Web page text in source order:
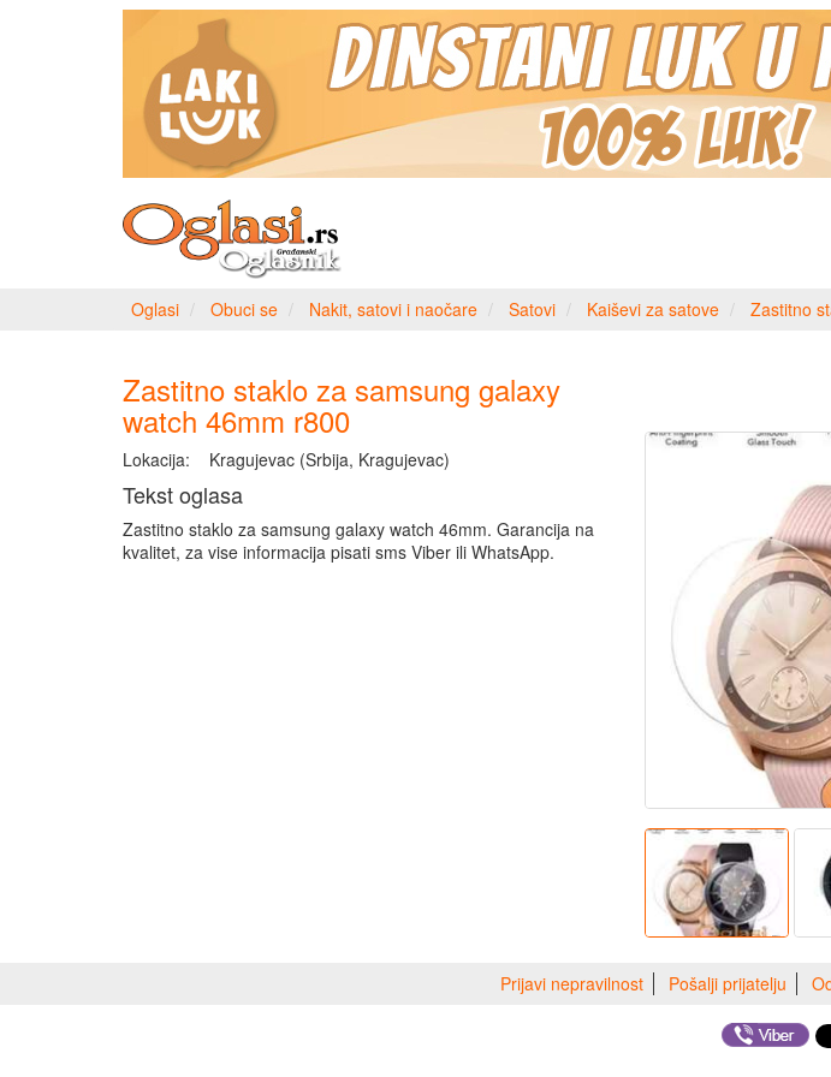
Oglasi Obuci se Nakit, satovi i naočare Satovi Kaiševi za satove Zastitno
Zastitno staklo za samsung galaxy
watch 46mm r800
Lokacija: Kragujevac (Srbija, Kragujevac)
Tekst oglasa
Zastitno staklo za samsung galaxy watch 46mm. Garancija na
kvalitet, za vise informacija pisati sms Viber ili WhatsApp.
Prijavi nepravilnost Pošalji prijatelju